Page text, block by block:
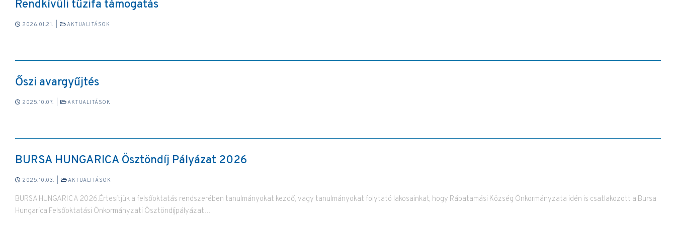
Rendkívüli tűzifa támogatás
2026.01.21. AKTUALITÁSOK
Őszi avargyűjtés
2025.10.07. AKTUALITÁSOK
BURSA HUNGARICA Ösztöndíj Pályázat 2026
2025.10.03. AKTUALITÁSOK
BURSA HUNGARICA 2026.Értesítjük a felsőoktatás rendszerében tanulmányokat kezdő, vagy tanulmányokat folytató lakosainkat, hogy Rábatamási Község Önkormányzata idén is csatlakozott a Bursa
Hungarica Felsőoktatási Önkormányzati Ösztöndíjpályázat…